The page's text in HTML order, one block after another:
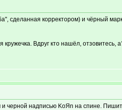
сделанная корректором) и чёрный
Вдруг кто нашёл, отзовитесь,
и черной надписью KoЯn на спине.